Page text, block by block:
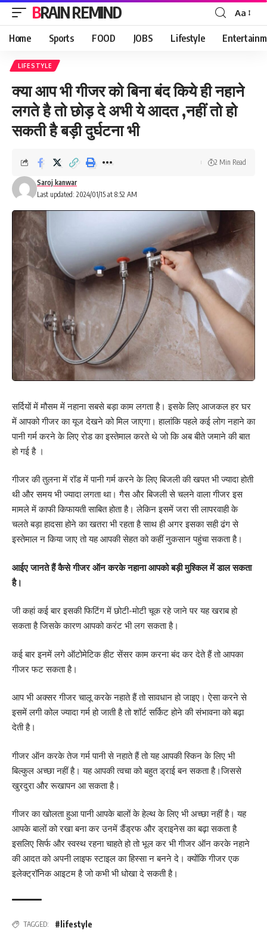
BRAIN REMIND
Font
Resizer
Aa
Home Sports FOOD JOBS Lifestyle
LIFESTYLE
क्या आप भी गीजर को बिना बंद किये ही नहाने
लगते है तो छोड़ दे अभी ये आदत ,नहीं तो हो
सकती है बड़ी दुर्घटना भी
Last updated: 2024/01/15 at 8:52 AM
Saroj kanwar
2 Min Read
सर्दियों में मौसम में नहाना सबसे बड़ा काम लगता है। इसके लिए आजकल हर घर
में आपको गीजर का यूज देखने को मिल जाएगा। हालांकि पहले कई लोग नहाने का
पानी गर्म करने के लिए रोड का इस्तेमाल करते थे जो कि अब बीते जमाने की बात
हो गई है ।
गीजर की तुलना में रॉड में पानी गर्म करने के लिए बिजली की खपत भी ज्यादा होती
थी और समय भी ज्यादा लगता था। गैस और बिजली से चलने वाला गीजर इस
मामले में काफी किफायती साबित होता है। लेकिन इसमें जरा सी लापरवाही के
चलते बड़ा हादसा होने का खतरा भी रहता है साथ ही अगर इसका सही ढंग से
इस्तेमाल न किया जाए तो यह आपकी सेहत को कहीं नुकसान पहुंचा सकता है।
आईए जानते हैं कैसे गीजर ऑन करके नहाना आपको बड़ी मुश्किल में डाल सकता
है।
जी कहां कई बार इसकी फिटिंग में छोटी-मोटी चूक रहे जाने पर यह खराब हो
सकता है जिसके कारण आपको करंट भी लग सकता है।
कई बार इनमें लगे ऑटोमेटिक हीट सेंसर काम करना बंद कर देते हैं तो आपका
गीजर फट सकता है।
आप भी अक्सर गीजर चालू करके नहाते हैं तो सावधान हो जाइए। ऐसा करने से
इसमें लगी कोल ज्यादा गर्म हो जाती है तो शॉर्ट सर्किट होने की संभावना को बढ़ा
देती है।
गीजर ऑन करके तेज गर्म पानी से नहाते हैं तो यह आपकी स्किन के लिए भी
बिल्कुल अच्छा नहीं है। यह आपकी त्वचा को बहुत ड्राई बन सकता है।जिससे
खुरदुरा और रूखापन आ सकता है।
गीजर का खोलता हुआ पानी आपके बालों के हेल्थ के लिए भी अच्छा नहीं है। यह
आपके बालों को रखा बना कर उनमें डैंड्रफ और ड्राइनेस का बढ़ा सकता है
इसलिए सिर्फ और स्वस्थ रहना चाहते हो तो भूल कर भी गीजर ऑन करके नहाने
की आदत को अपनी लाइफ स्टाइल का हिस्सा न बनने दे। क्योंकि गीजर एक
इलेक्ट्रॉनिक आइटम है जो कभी भी धोखा दे सकती है।
TAGGED: #lifestyle